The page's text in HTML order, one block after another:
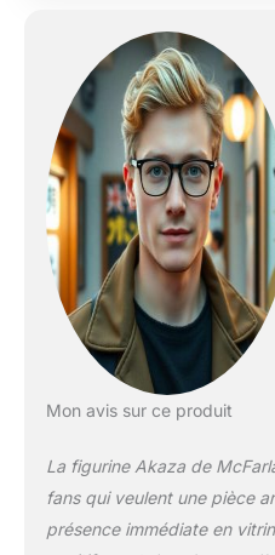
Mon avis sur ce produit
La figurine Akaza de
fans qui veulent une pièce
présence immédiate en